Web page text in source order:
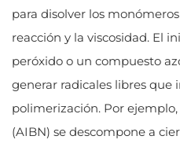
para disolver los
reacción y la viscosidad. El
peróxido o un compuesto
generar radicales libres que
polimerización. Por
(AIBN) se descompone a